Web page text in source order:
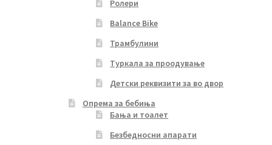
Ролери
Balance Bike
Трамбулини
Туркала за проодување
Детски реквизити за во двор
Опрема за бебиња
Бања и тоалет
Безбедносни апарати